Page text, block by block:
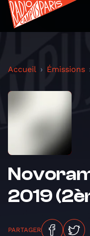
Accueil Émissions
2019
PARTAGER